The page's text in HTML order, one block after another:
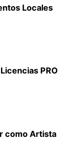
Locales
PRO
como Artista